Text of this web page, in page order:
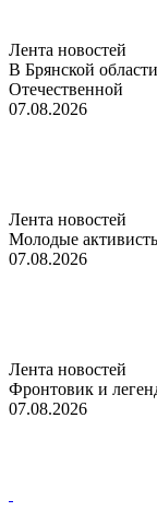
Лента новостей
В Брянской
Отечественной
07.08.2026
Лента новостей
Молодые
07.08.2026
Лента новостей
Фронтовик и
07.08.2026